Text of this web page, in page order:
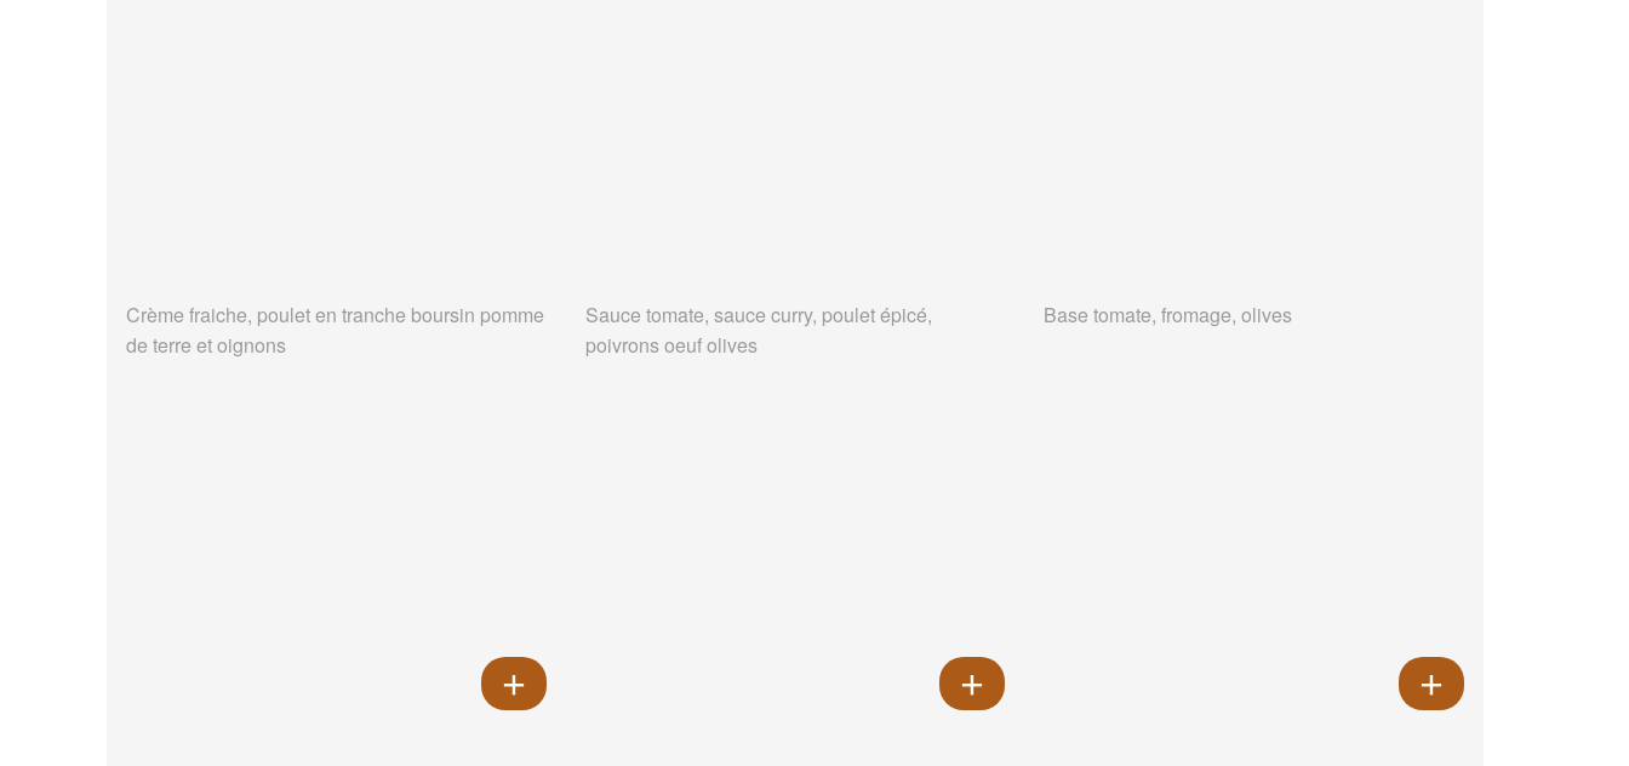
Crème fraiche, poulet en tranche boursin pomme
de terre et oignons
Sauce tomate, sauce curry, poulet épicé,
poivrons oeuf olives
Base tomate, fromage, olives